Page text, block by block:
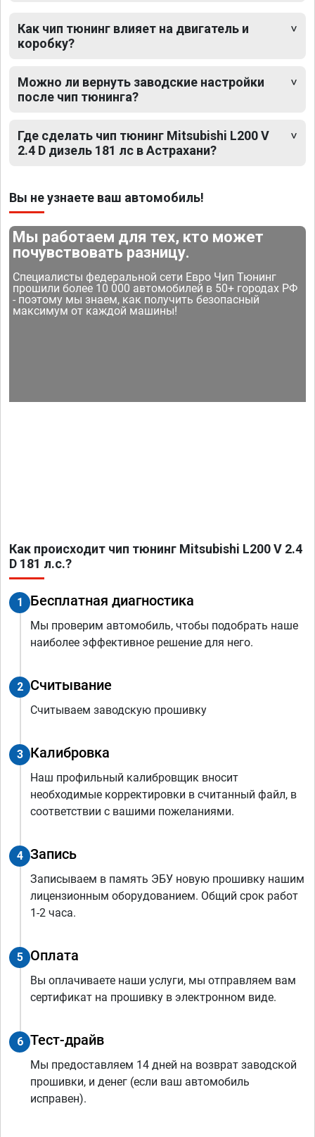
Как чип тюнинг влияет на двигатель и
коробку?
Можно ли вернуть заводские настройки
после чип тюнинга?
Где сделать чип тюнинг Mitsubishi L200 V
2.4 D дизель 181 лс в Астрахани?
Вы не узнаете ваш автомобиль!
Мы работаем для тех, кто может
почувствовать разницу.
Специалисты федеральной сети Евро Чип Тюнинг
прошили более 10 000 автомобилей в 50+ городах РФ
- поэтому мы знаем, как получить безопасный
максимум от каждой машины!
Как происходит чип тюнинг Mitsubishi L200 V 2.4
D 181 л.с.?
1 Бесплатная диагностика
Мы проверим автомобиль, чтобы подобрать наше
наиболее эффективное решение для него.
2 Считывание
Считываем заводскую прошивку
3 Калибровка
Наш профильный калибровщик вносит
необходимые корректировки в считанный файл, в
соответствии с вашими пожеланиями.
4 Запись
Записываем в память ЭБУ новую прошивку нашим
лицензионным оборудованием. Общий срок работ
1-2 часа.
5 Оплата
Вы оплачиваете наши услуги, мы отправляем вам
сертификат на прошивку в электронном виде.
6 Тест-драйв
Мы предоставляем 14 дней на возврат заводской
прошивки, и денег (если ваш автомобиль
исправен).